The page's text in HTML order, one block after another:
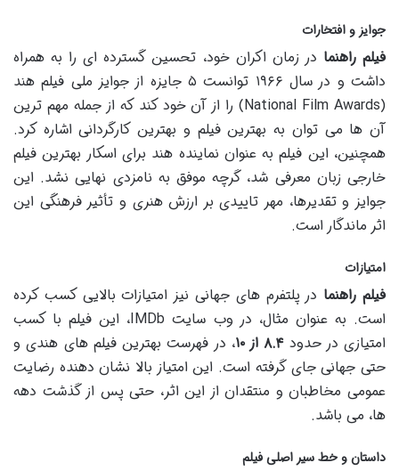
جوایز و افتخارات
فیلم راهنما در زمان اکران خود، تحسین گسترده ای را به همراه
داشت و در سال ۱۹۶۶ توانست ۵ جایزه از جوایز ملی فیلم هند
(National Film Awards) را از آن خود کند که از جمله مهم ترین
آن ها می توان به بهترین فیلم و بهترین کارگردانی اشاره کرد.
همچنین، این فیلم به عنوان نماینده هند برای اسکار بهترین فیلم
خارجی زبان معرفی شد، گرچه موفق به نامزدی نهایی نشد. این
جوایز و تقدیرها، مهر تاییدی بر ارزش هنری و تأثیر فرهنگی این
اثر ماندگار است.
امتیازات
فیلم راهنما در پلتفرم های جهانی نیز امتیازات بالایی کسب کرده
است. به عنوان مثال، در وب سایت IMDb، این فیلم با کسب
امتیازی در حدود ۸.۴ از ۱۰
، در فهرست بهترین فیلم های هندی و
حتی جهانی جای گرفته است. این امتیاز بالا نشان دهنده رضایت
عمومی مخاطبان و منتقدان از این اثر، حتی پس از گذشت دهه
ها، می باشد.
داستان و خط سیر اصلی فیلم